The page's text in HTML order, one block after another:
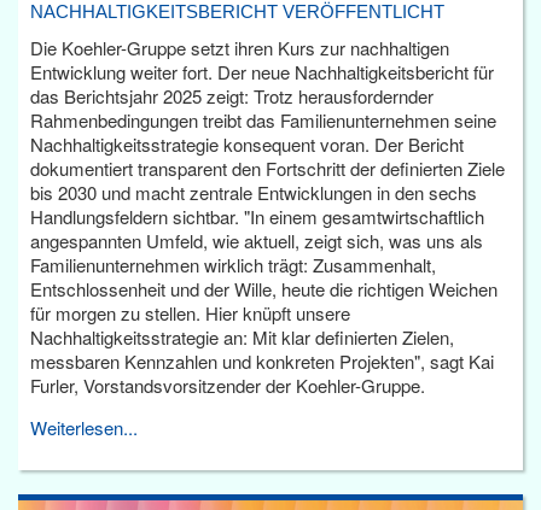
NACHHALTIGKEITSBERICHT VERÖFFENTLICHT
Die Koehler-Gruppe setzt ihren Kurs zur nachhaltigen
Entwicklung weiter fort. Der neue Nachhaltigkeitsbericht für
das Berichtsjahr 2025 zeigt: Trotz herausfordernder
Rahmenbedingungen treibt das Familienunternehmen seine
Nachhaltigkeitsstrategie konsequent voran. Der Bericht
dokumentiert transparent den Fortschritt der definierten Ziele
bis 2030 und macht zentrale Entwicklungen in den sechs
Handlungsfeldern sichtbar. "In einem gesamtwirtschaftlich
angespannten Umfeld, wie aktuell, zeigt sich, was uns als
Familienunternehmen wirklich trägt: Zusammenhalt,
Entschlossenheit und der Wille, heute die richtigen Weichen
für morgen zu stellen. Hier knüpft unsere
Nachhaltigkeitsstrategie an: Mit klar definierten Zielen,
messbaren Kennzahlen und konkreten Projekten", sagt Kai
Furler, Vorstandsvorsitzender der Koehler-Gruppe.
Weiterlesen...